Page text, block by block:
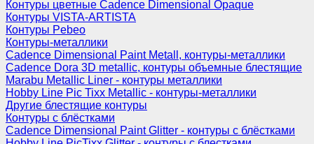
Контуры цветные Cadence Dimensional Opaque
Контуры VISTA-ARTISTA
Контуры Pebeo
Контуры-металлики
Cadence Dimensional Paint Metall, контуры-металлики
Cadence Dora 3D metallic, контуры объемные блестящие
Marabu Metallic Liner - контуры металлики
Hobby Line Pic Tixx Metallic - контуры-металлики
Другие блестящие контуры
Контуры с блёстками
Cadence Dimensional Paint Glitter - контуры с блёстками